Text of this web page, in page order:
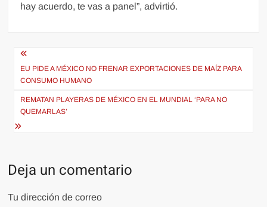
hay acuerdo, te vas a panel”, advirtió.
Navegación
de
entradas
EU PIDE A MÉXICO NO FRENAR EXPORTACIONES DE MAÍZ PARA
CONSUMO HUMANO
REMATAN PLAYERAS DE MÉXICO EN EL MUNDIAL ‘PARA NO
QUEMARLAS’
Deja un comentario
Tu dirección de correo